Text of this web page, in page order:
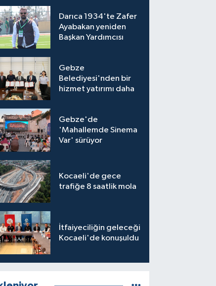
Darıca 1934'te Zafer
Ayabakan yeniden
Başkan Yardımcısı
Gebze
Belediyesi'nden bir
hizmet yatırımı daha
Gebze'de
'Mahallemde Sinema
Var' sürüyor
Kocaeli'de gece
trafiğe 8 saatlik mola
İtfaiyeciliğin geleceği
Kocaeli'de konuşuldu